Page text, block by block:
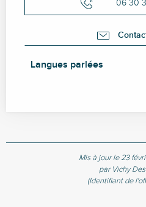
06 30
Langues parlées
Langues parlées
Mis à jour le 23
par Vichy
(Identifiant de